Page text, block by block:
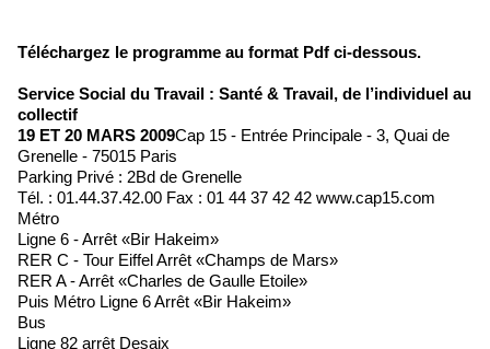
Téléchargez le programme au format Pdf ci-dessous.
Service Social du Travail : Santé & Travail, de l’individuel au
collectif
19 ET 20 MARS 2009Cap 15 - Entrée Principale - 3, Quai de
Grenelle - 75015 Paris
Parking Privé : 2Bd de Grenelle
Tél. : 01.44.37.42.00 Fax : 01 44 37 42 42 www.cap15.com
Métro
Ligne 6 - Arrêt «Bir Hakeim»
RER C - Tour Eiffel Arrêt «Champs de Mars»
RER A - Arrêt «Charles de Gaulle Etoile»
Puis Métro Ligne 6 Arrêt «Bir Hakeim»
Bus
Ligne 82 arrêt Desaix